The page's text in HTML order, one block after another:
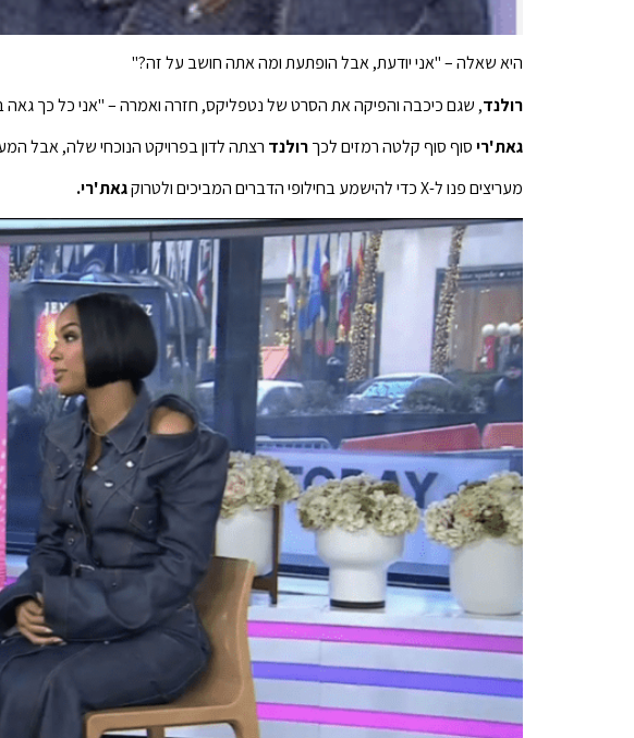
היא שאלה – "אני יודעת, אבל הופתעת ומה אתה חושב על זה?"
רולנד, שגם כיכבה והפיקה את הסרט של נטפליקס, חזרה ואמרה – "אני כל כך
גאת'ריסוף סוף קלטה רמזים לכךרולנד רצתה לדון בפרויקט הנוכחי שלה, אבל
מעריצים פנו ל-X כדי להישמע בחילופי הדברים המביכים ולטרוק
גאת'רי.